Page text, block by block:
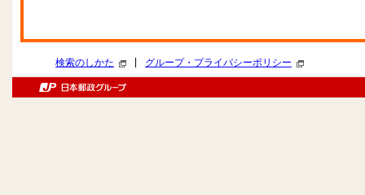
検索のしかた グループ・プライバシーポリシー